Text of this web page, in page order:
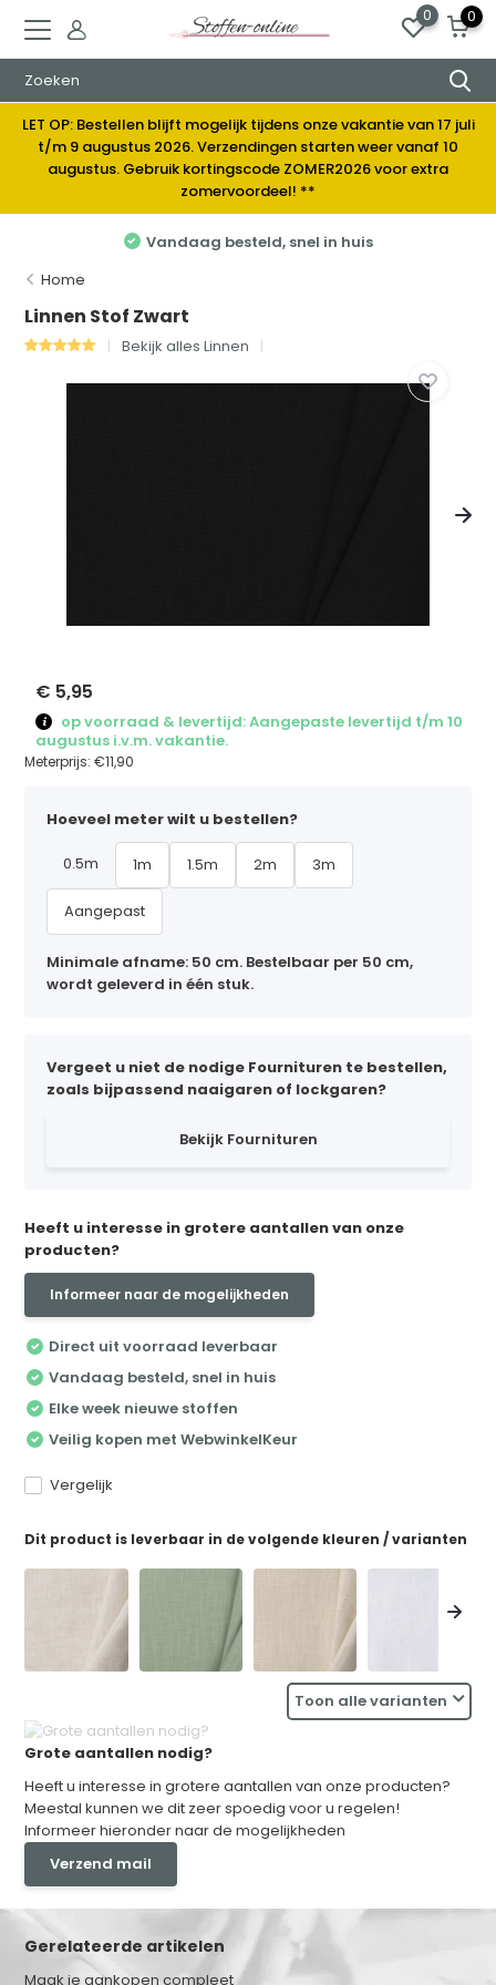
0 0
LET OP: Bestellen blijft mogelijk tijdens onze vakantie van 17 juli
t/m 9 augustus 2026. Verzendingen starten weer vanaf 10
augustus. Gebruik kortingscode ZOMER2026 voor extra
zomervoordeel! **
Elke week nieuwe
Home
Linnen Stof Zwart
Bekijk alles Linnen
€ 5,95
op voorraad & levertijd: Aangepaste levertijd t/m 10
augustus i.v.m. vakantie.
Meterprijs:€11,90
Hoeveel meter wilt u bestellen?
0.5m 1m 1.5m 2m 3m
Aangepast
Minimale afname: 50 cm. Bestelbaar per 50 cm,
wordt geleverd in één stuk.
Vergeet u niet de nodige Fournituren te bestellen,
zoals bijpassend naaigaren of lockgaren?
Bekijk Fournituren
Heeft u interesse in grotere aantallen van onze
producten?
Informeer naar de mogelijkheden
Direct uit voorraad leverbaar
Vandaag besteld, snel in huis
Elke week nieuwe stoffen
Veilig kopen met WebwinkelKeur
Vergelijk
Dit product is leverbaar in de volgende kleuren / varianten
Toon alle varianten
Grote aantallen nodig?
Heeft u interesse in grotere aantallen van onze producten?
Meestal kunnen we dit zeer spoedig voor u regelen!
Informeer hieronder naar de mogelijkheden
Verzend mail
Gerelateerde artikelen
Maak je aankopen compleet